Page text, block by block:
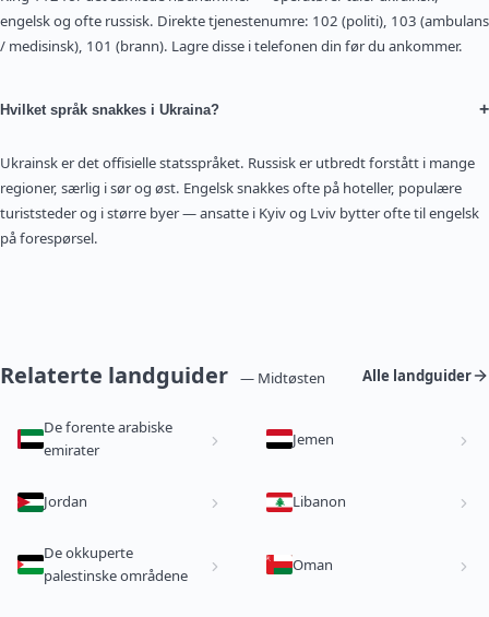
engelsk og ofte russisk. Direkte tjenestenumre: 102 (politi), 103 (ambulans
/ medisinsk), 101 (brann). Lagre disse i telefonen din før du ankommer.
Hvilket språk snakkes i Ukraina? +
Ukrainsk er det offisielle statsspråket. Russisk er utbredt forstått i mange
regioner, særlig i sør og øst. Engelsk snakkes ofte på hoteller, populære
turiststeder og i større byer — ansatte i Kyiv og Lviv bytter ofte til engelsk
på forespørsel.
Relaterte landguider — Midtøsten Alle landguider
De forente arabiske
emirater
Jemen
Jordan Libanon
De okkuperte
palestinske områdene
Oman